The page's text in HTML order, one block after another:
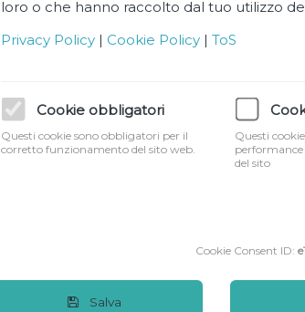
loro o che hanno raccolto dal tuo utilizzo
Privacy Policy | Cookie Policy | ToS
Cookie obbligatori
Questi cookie sono obbligatori per il
corretto funzionamento del sito web.
Questi
performance
del sito
Cookie Consent ID:
Salva